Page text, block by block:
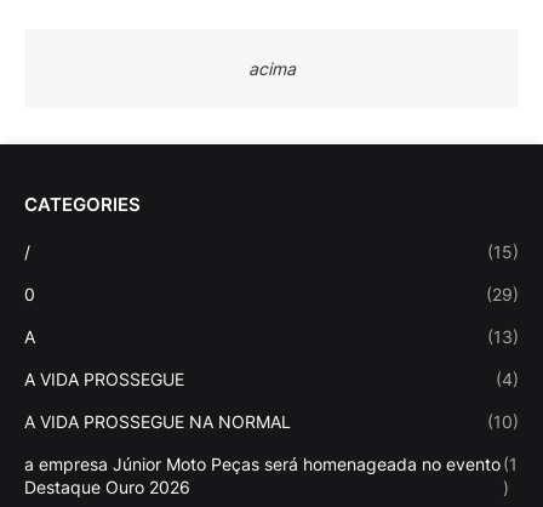
acima
CATEGORIES
/ (15)
0 (29)
A (13)
A VIDA PROSSEGUE (4)
A VIDA PROSSEGUE NA NORMAL (10)
a empresa Júnior Moto Peças será homenageada no evento
Destaque Ouro 2026
(1
)